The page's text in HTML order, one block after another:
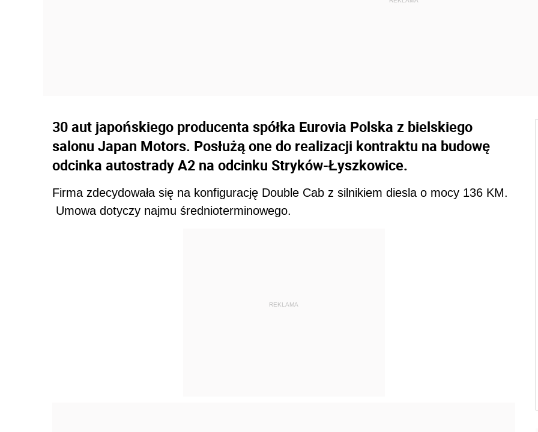
30 aut japońskiego producenta spółka Eurovia Polska z bielskiego
salonu Japan Motors. Posłużą one do realizacji kontraktu na budowę
odcinka autostrady A2 na odcinku Stryków-Łyszkowice.
Firma zdecydowała się na konfigurację Double Cab z silnikiem diesla o mocy 136 KM.
Umowa dotyczy najmu średnioterminowego.
REKLAMA